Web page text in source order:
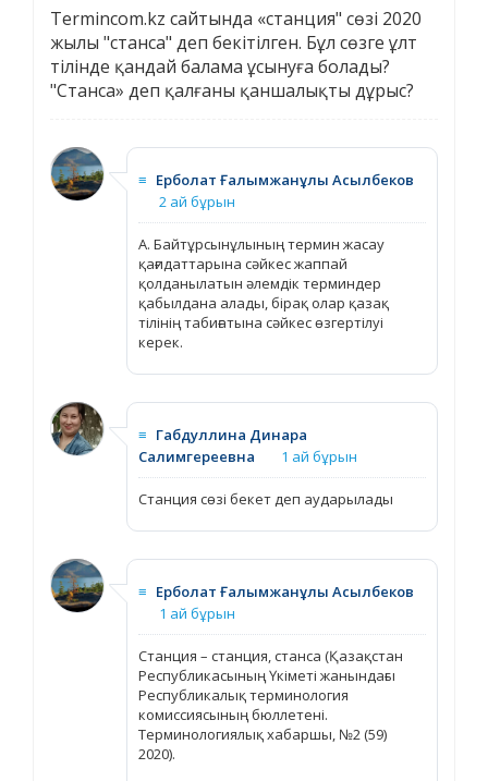
Termincom.kz сайтында «станция" сөзі 2020
жылы "станса" деп бекітілген. Бұл сөзге ұлт
тілінде қандай балама ұсынуға болады?
"Станса» деп қалғаны қаншалықты дұрыс?
≡ Ерболат Ғалымжанұлы Асылбеков
2 ай бұрын
А. Байтұрсынұлының термин жасау
қағидаттарына сәйкес жаппай
қолданылатын әлемдік терминдер
қабылдана алады, бірақ олар қазақ
тілінің табиғатына сәйкес өзгертілуі
керек.
≡ Габдуллина Динара
Салимгереевна
1 ай бұрын
Станция сөзі бекет деп аударылады
≡ Ерболат Ғалымжанұлы Асылбеков
1 ай бұрын
Станция – станция, станса (Қазақстан
Республикасының Үкіметі жанындағы
Республикалық терминология
комиссиясының бюллетені.
Терминологиялық хабаршы, №2 (59)
2020).